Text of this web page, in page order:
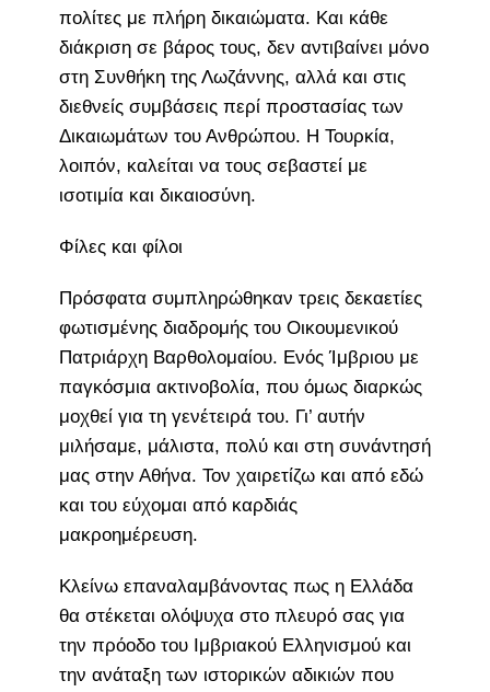
πολίτες με πλήρη δικαιώματα. Και κάθε
διάκριση σε βάρος τους, δεν αντιβαίνει μόνο
στη Συνθήκη της Λωζάννης, αλλά και στις
διεθνείς συμβάσεις περί προστασίας των
Δικαιωμάτων του Ανθρώπου. Η Τουρκία,
λοιπόν, καλείται να τους σεβαστεί με
ισοτιμία και δικαιοσύνη.
Φίλες και φίλοι
Πρόσφατα συμπληρώθηκαν τρεις δεκαετίες
φωτισμένης διαδρομής του Οικουμενικού
Πατριάρχη Βαρθολομαίου. Ενός Ίμβριου με
παγκόσμια ακτινοβολία, που όμως διαρκώς
μοχθεί για τη γενέτειρά του. Γι’ αυτήν
μιλήσαμε, μάλιστα, πολύ και στη συνάντησή
μας στην Αθήνα. Τον χαιρετίζω και από εδώ
και του εύχομαι από καρδιάς
μακροημέρευση.
Κλείνω επαναλαμβάνοντας πως η Ελλάδα
θα στέκεται ολόψυχα στο πλευρό σας για
την πρόοδο του Ιμβριακού Ελληνισμού και
την ανάταξη των ιστορικών αδικιών που